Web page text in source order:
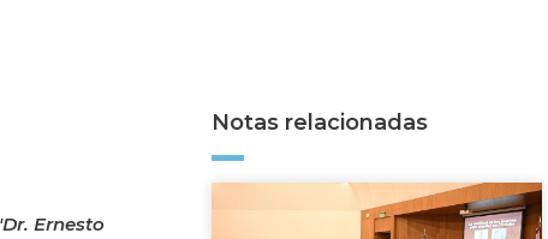
Ernesto
Notas relacionadas